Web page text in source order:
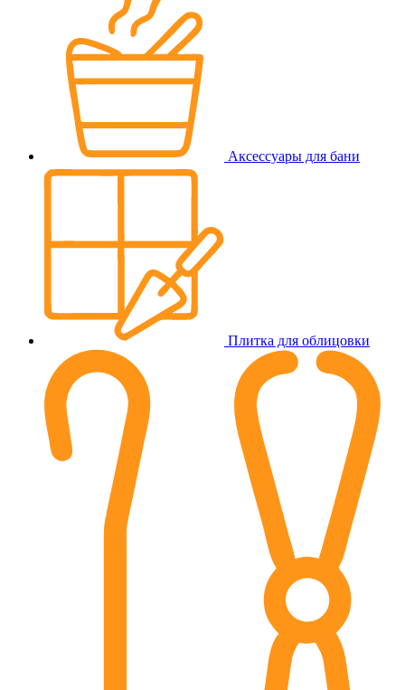
Аксессуары для бани
Плитка для облицовки